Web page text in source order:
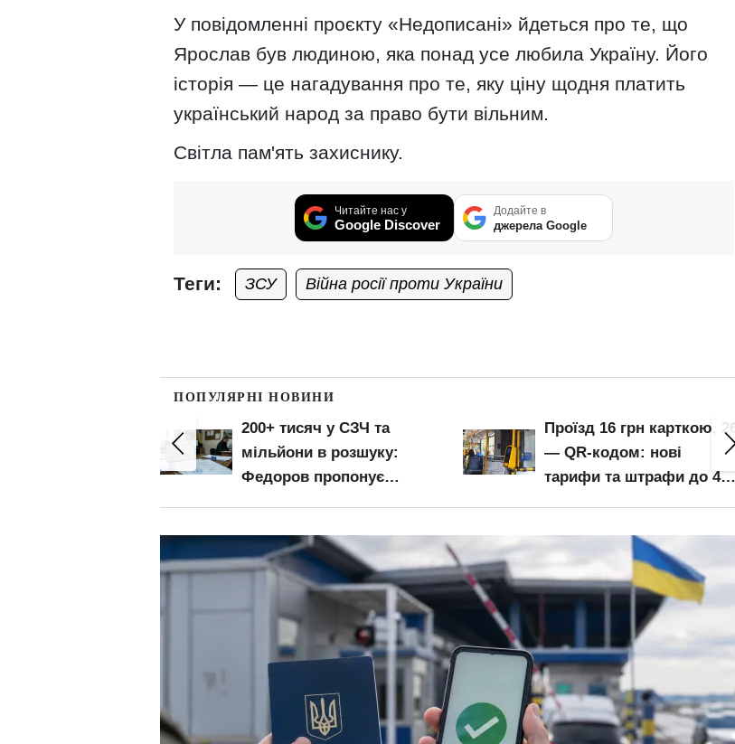
У повідомленні проєкту «Недописані» йдеться про те, що
Ярослав був людиною, яка понад усе любила Україну. Його
історія — це нагадування про те, яку ціну щодня платить
український народ за право бути вільним.
Світла пам'ять захиснику.
Читайте нас у
Google Discover
Додайте в
джерела Google
Теги: ЗСУ Війна росії проти України
ПОПУЛЯРНІ НОВИНИ
200+ тисяч у СЗЧ та
мільйони в розшуку:
Федоров пропонує
Проїзд 16 грн карткою, 26
— QR-кодом: нові
тарифи та штрафи до 460